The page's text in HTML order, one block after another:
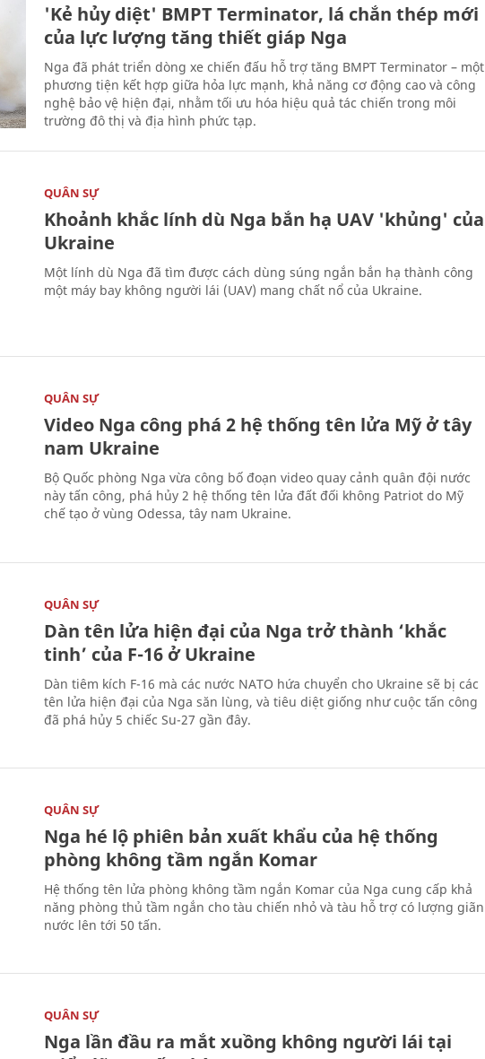
'Kẻ hủy diệt' BMPT Terminator, lá chắn thép mới
của lực lượng tăng thiết giáp Nga
Nga đã phát triển dòng xe chiến đấu hỗ trợ tăng BMPT Terminator – một
phương tiện kết hợp giữa hỏa lực mạnh, khả năng cơ động cao và công
nghệ bảo vệ hiện đại, nhằm tối ưu hóa hiệu quả tác chiến trong môi
trường đô thị và địa hình phức tạp.
QUÂN SỰ
Khoảnh khắc lính dù Nga bắn hạ UAV 'khủng' của
Ukraine
Một lính dù Nga đã tìm được cách dùng súng ngắn bắn hạ thành công
một máy bay không người lái (UAV) mang chất nổ của Ukraine.
QUÂN SỰ
Video Nga công phá 2 hệ thống tên lửa Mỹ ở tây
nam Ukraine
Bộ Quốc phòng Nga vừa công bố đoạn video quay cảnh quân đội nước
này tấn công, phá hủy 2 hệ thống tên lửa đất đối không Patriot do Mỹ
chế tạo ở vùng Odessa, tây nam Ukraine.
QUÂN SỰ
Dàn tên lửa hiện đại của Nga trở thành ‘khắc
tinh’ của F-16 ở Ukraine
Dàn tiêm kích F-16 mà các nước NATO hứa chuyển cho Ukraine sẽ bị các
tên lửa hiện đại của Nga săn lùng, và tiêu diệt giống như cuộc tấn công
đã phá hủy 5 chiếc Su-27 gần đây.
QUÂN SỰ
Nga hé lộ phiên bản xuất khẩu của hệ thống
phòng không tầm ngắn Komar
Hệ thống tên lửa phòng không tầm ngắn Komar của Nga cung cấp khả
năng phòng thủ tầm ngắn cho tàu chiến nhỏ và tàu hỗ trợ có lượng giãn
nước lên tới 50 tấn.
QUÂN SỰ
Nga lần đầu ra mắt xuồng không người lái tại